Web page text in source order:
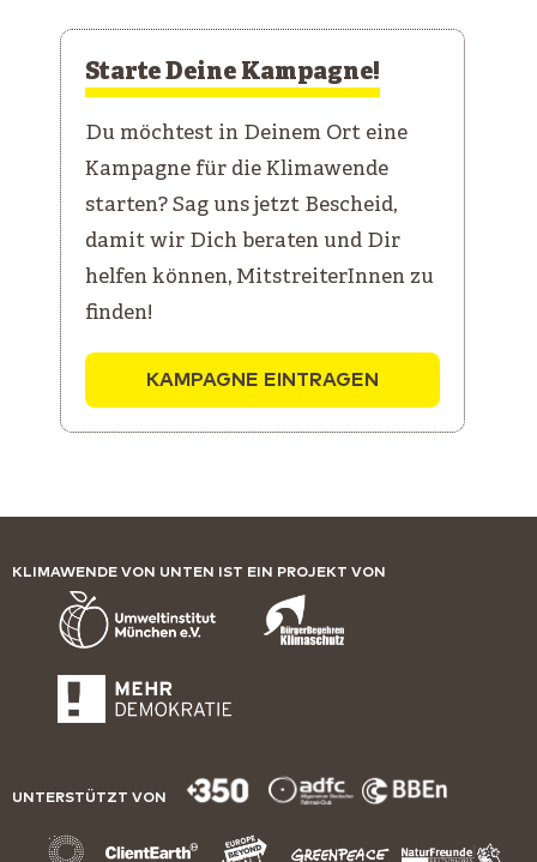
Starte Deine Kampagne!
Du möchtest in Deinem Ort eine
Kampagne für die Klimawende
starten? Sag uns jetzt Bescheid,
damit wir Dich beraten und Dir
helfen können, MitstreiterInnen zu
finden!
KAMPAGNE EINTRAGEN
KLIMAWENDE VON UNTEN IST EIN PROJEKT VON
UNTERSTÜTZT VON